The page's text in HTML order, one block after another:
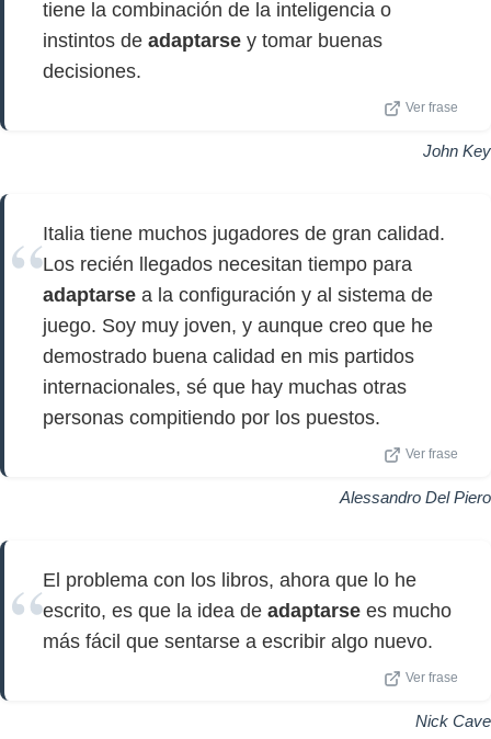
tiene la combinación de la inteligencia o
instintos de adaptarse y tomar buenas
decisiones.
Ver frase
John Key
Italia tiene muchos jugadores de gran calidad.
Los recién llegados necesitan tiempo para
adaptarse a la configuración y al sistema de
juego. Soy muy joven, y aunque creo que he
demostrado buena calidad en mis partidos
internacionales, sé que hay muchas otras
personas compitiendo por los puestos.
Ver frase
Alessandro Del Piero
El problema con los libros, ahora que lo he
escrito, es que la idea de adaptarse es mucho
más fácil que sentarse a escribir algo nuevo.
Ver frase
Nick Cave